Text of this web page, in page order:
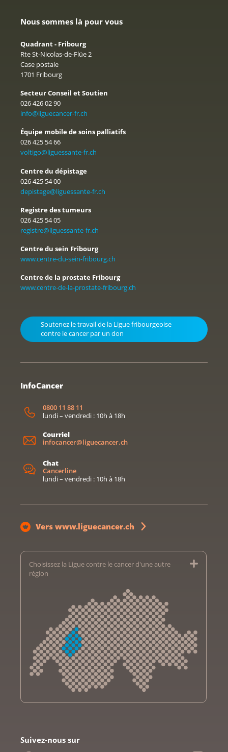
Nous sommes là pour vous
Quadrant - Fribourg
Rte St-Nicolas-de-Flüe 2
Case postale
1701 Fribourg
Secteur Conseil et Soutien
026 426 02 90
info@liguecancer-fr.ch
Équipe mobile de soins palliatifs
026 425 54 66
voltigo@liguessante-fr.ch
Centre du dépistage
026 425 54 00
depistage@liguessante-fr.ch
Registre des tumeurs
026 425 54 05
registre@liguessante-fr.ch
Centre du sein Fribourg
www.centre-du-sein-fribourg.ch
Centre de la prostate Fribourg
www.centre-de-la-prostate-fribourg.ch
Soutenez le travail de la Ligue fribourgeoise
contre le cancer par un don
InfoCancer
0800 11 88 11
lundi – vendredi : 10h à 18h
Courriel
infocancer@liguecancer.ch
Chat
Cancerline
lundi – vendredi : 10h à 18h
Vers www.liguecancer.ch
Choisissez la Ligue contre le cancer d'une autre
région
Ligue bernoise contre le cancer
Suivez-nous sur